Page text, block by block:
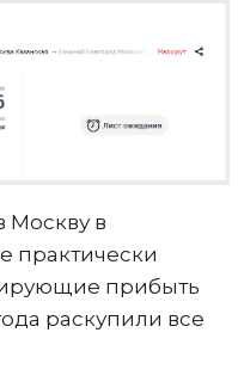
Москву в
практически
прибыть
раскупили все